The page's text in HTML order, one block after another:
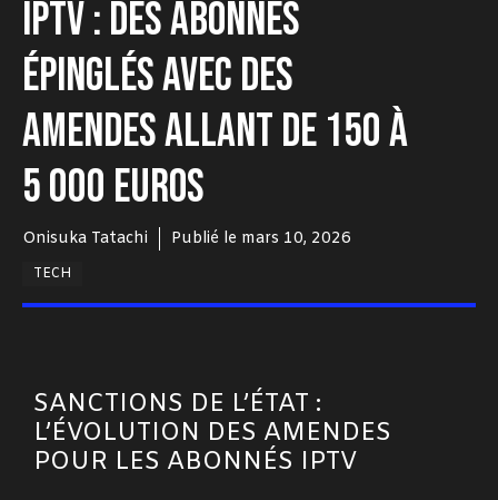
IPTV : DES ABONNÉS
ÉPINGLÉS AVEC DES
AMENDES ALLANT DE 150 À
5 000 EUROS
Onisuka Tatachi Publié le mars 10, 2026
TECH
SANCTIONS DE L’ÉTAT :
L’ÉVOLUTION DES AMENDES
POUR LES ABONNÉS IPTV